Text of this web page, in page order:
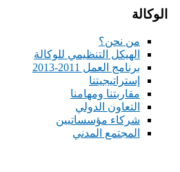
الوكالة
من نحن؟
الهيكل التنظيمي للوكالة
برنامج العمل 2011-2013
إستراتيجيتنا
مقاربتنا ومهامنا
التعاون الدولي
شركاء مؤسساتيين
المجتمع المدني